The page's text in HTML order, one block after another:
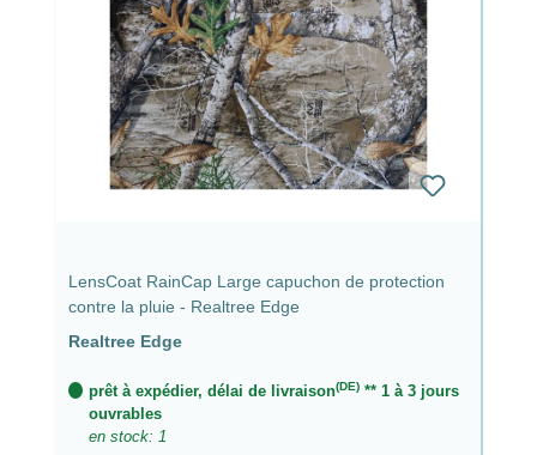
LensCoat RainCap Large capuchon de protection
contre la pluie - Realtree Edge
Realtree Edge
prêt à expédier, délai de livraison(DE)** 1 à 3 jours
ouvrables
en stock: 1